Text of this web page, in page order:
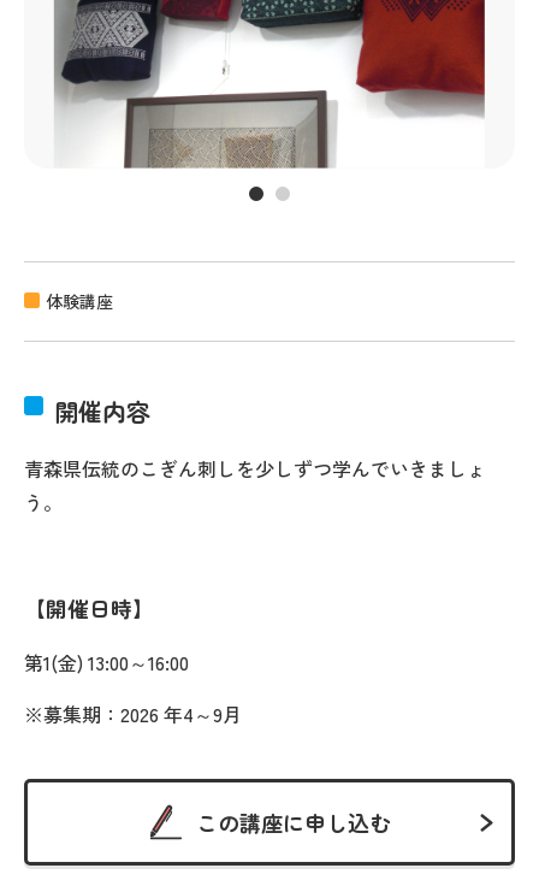
体験講座
開催内容
青森県伝統のこぎん刺しを少しずつ学んでいきましょ
う。
開催日時
第1(金) 13:00～16:00
※募集期：2026 年4～9月
この講座に申し込む